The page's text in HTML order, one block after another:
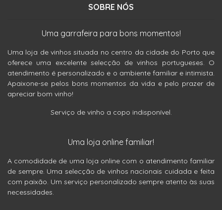
SOBRE NÓS
Uma garrafeira para bons momentos!
Uma loja de vinhos situada no centro da cidade do Porto que
oferece uma excelente selecção de vinhos portugueses. O
atendimento é personalizado e o ambiente familiar e intimista.
Apaixone-se pelos bons momentos da vida e pelo prazer de
apreciar bom vinho!
Serviço de vinho a copo indisponível.
Uma loja online familiar!
A comodidade de uma loja online com o atendimento familiar
de sempre. Uma selecção de vinhos nacionais cuidada e feita
com paixão. Um serviço personalizado sempre atento às suas
necessidades.